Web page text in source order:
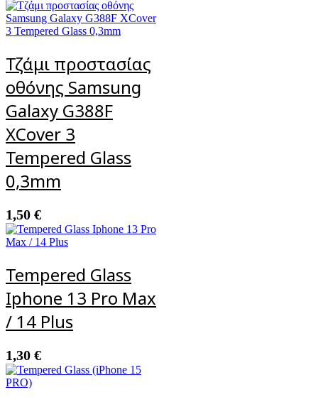
Τζάμι προστασίας
οθόνης Samsung
Galaxy G388F
XCover 3
Tempered Glass
0,3mm
1,50 €
Tempered Glass
Iphone 13 Pro Max
/ 14 Plus
1,30 €